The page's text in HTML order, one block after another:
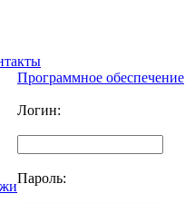
Программное обеспечение
Логин:
Пароль: